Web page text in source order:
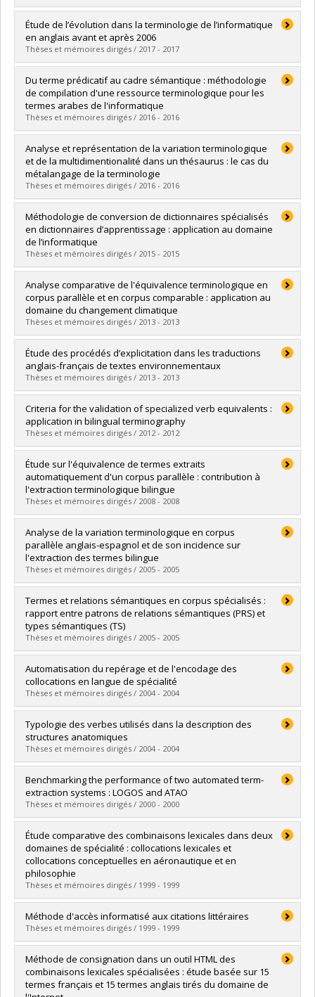
Diplômé(e) :Alipour, Marjan
Cycle :Doctorat
Diplôme obtenu :Ph. D.
Lien vers le document dans Papyrus
Étude de l’évolution dans la terminologie de l’informatique
en anglais avant et après 2006
Thèses et mémoires dirigés / 2017 - 2017
Diplômé(e) :Lafrance, Angélique
Cycle :Maîtrise
Diplôme obtenu :M.A.
Lien vers le document dans Papyrus
Du terme prédicatif au cadre sémantique : méthodologie
de compilation d'une ressource terminologique pour les
termes arabes de l'informatique
Thèses et mémoires dirigés / 2016 - 2016
Diplômé(e) :Ghazzawi, Nizar
Cycle :Doctorat
Diplôme obtenu :Ph. D.
Lien vers le document dans Papyrus
Analyse et représentation de la variation terminologique
et de la multidimentionalité dans un thésaurus : le cas du
métalangage de la terminologie
Thèses et mémoires dirigés / 2016 - 2016
Diplômé(e) :Vico Ramírez, Alicia
Cycle :Maîtrise
Diplôme obtenu :
Lien vers le document dans Papyrus
Méthodologie de conversion de dictionnaires spécialisés
en dictionnaires d’apprentissage : application au domaine
de l’informatique
Thèses et mémoires dirigés / 2015 - 2015
Diplômé(e) :Alipour, Marjan
Cycle : Maîtrise
Diplôme obtenu :M.A.
Lien vers le document dans Papyrus
Analyse comparative de l'équivalence terminologique en
corpus parallèle et en corpus comparable : application au
domaine du changement climatique
Thèses et mémoires dirigés / 2013 - 2013
Diplômé(e) :Le Serrec, Annaïch
Cycle :Doctorat
Diplôme obtenu :Ph. D.
Lien vers le document dans Papyrus
Étude des procédés d’explicitation dans les traductions
anglais-français de textes environnementaux
Thèses et mémoires dirigés / 2013 - 2013
Diplômé(e) :Kalinichenko, Tetiana M.
Cycle :Maîtrise
Diplôme obtenu :M.A.
Lien vers le document dans Papyrus
Criteria for the validation of specialized verb equivalents :
application in bilingual terminography
Thèses et mémoires dirigés / 2012 - 2012
Diplômé(e) :Pimentel, Janine
Cycle :Doctorat
Diplôme obtenu :Ph. D.
Lien vers le document dans Papyrus
Étude sur l'équivalence de termes extraits
automatiquement d'un corpus parallèle : contribution à
l'extraction terminologique bilingue
Thèses et mémoires dirigés / 2008 - 2008
Diplômé(e) :Le Serrec, Annaïch
Cycle :Maîtrise
Diplôme obtenu :M.A.
Lien vers le document dans Papyrus
Analyse de la variation terminologique en corpus
parallèle anglais-espagnol et de son incidence sur
l'extraction des termes bilingue
Thèses et mémoires dirigés / 2005 - 2005
Diplômé(e) :Carreño Cruz, Sahara Iveth
Cycle :Maîtrise
Diplôme obtenu : M.A.
Lien vers le document dans Papyrus
Termes et relations sémantiques en corpus spécialisés :
rapport entre patrons de relations sémantiques (PRS) et
types sémantiques (TS)
Thèses et mémoires dirigés / 2005 - 2005
Diplômé(e) :Bodson, Claudine
Cycle :Doctorat
Diplôme obtenu :Ph. D.
Lien vers le document dans Papyrus
Automatisation du repérage et de l'encodage des
collocations en langue de spécialité
Thèses et mémoires dirigés / 2004 - 2004
Diplômé(e) :Orliac, Brigitte
Cycle :Doctorat
Diplôme obtenu :Ph. D.
Lien vers le document dans Papyrus
Typologie des verbes utilisés dans la description des
structures anatomiques
Thèses et mémoires dirigés / 2004 - 2004
Diplômé(e) :Cape, Magali
Cycle :Maîtrise
Diplôme obtenu :M.A.
Lien vers le document dans Papyrus
Benchmarking the performance of two automated term-
extraction systems : LOGOS and ATAO
Thèses et mémoires dirigés / 2000 - 2000
Diplômé(e) :Love, Stacy
Cycle :Maîtrise
Diplôme obtenu :M. Sc.
Lien vers le document dans Papyrus
Étude comparative des combinaisons lexicales dans deux
domaines de spécialité : collocations lexicales et
collocations conceptuelles en aéronautique et en
philosophie
Thèses et mémoires dirigés / 1999 - 1999
Diplômé(e) :Bertrand, Claudine
Cycle : Maîtrise
Diplôme obtenu :M.A.
Lien vers le document dans Papyrus
Méthode d'accès informatisé aux citations littéraires
Thèses et mémoires dirigés / 1999 - 1999
Diplômé(e) :Pazlar, Sylvie
Cycle :Maîtrise
Diplôme obtenu :M.A.
Méthode de consignation dans un outil HTML des
combinaisons lexicales spécialisées : étude basée sur 15
termes français et 15 termes anglais tirés du domaine de